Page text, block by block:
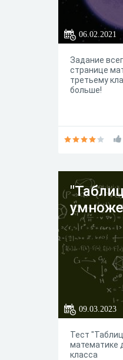
06.02.2021
Задание
странице
третьему
больше!
09.03.2023
Тест
математике
класса